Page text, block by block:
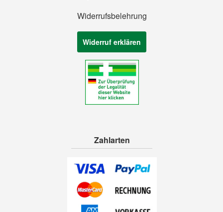
Widerrufsbelehrung
Widerruf erklären
Zahlarten